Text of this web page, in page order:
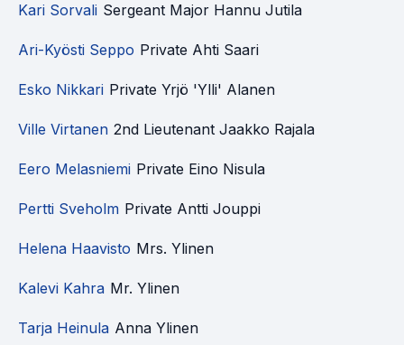
Kari Sorvali Sergeant Major Hannu Jutila
Ari-Kyösti Seppo Private Ahti Saari
Esko Nikkari Private Yrjö 'Ylli' Alanen
Ville Virtanen 2nd Lieutenant Jaakko Rajala
Eero Melasniemi Private Eino Nisula
Pertti Sveholm Private Antti Jouppi
Helena Haavisto Mrs. Ylinen
Kalevi Kahra Mr. Ylinen
Tarja Heinula Anna Ylinen